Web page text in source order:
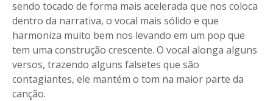
sendo tocado de forma mais acelerada que nos coloca
dentro da narrativa, o vocal mais sólido e que
harmoniza muito bem nos levando em um pop que
tem uma construção crescente. O vocal alonga alguns
versos, trazendo alguns falsetes que são
contagiantes, ele mantém o tom na maior parte da
canção.